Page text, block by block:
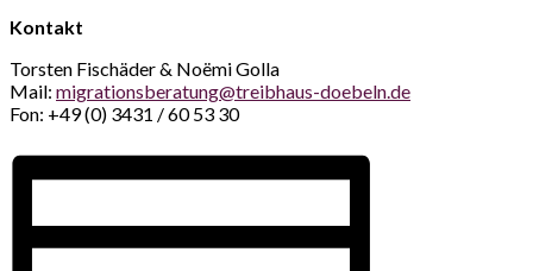
Kontakt
Torsten Fischäder & Noëmi Golla
Mail: migrationsberatung@treibhaus-doebeln.de
Fon: +49 (0) 3431 / 60 53 30